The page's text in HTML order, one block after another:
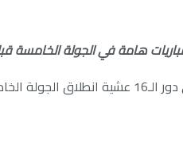
مباريات هامة في الجولة
إلى الدور التالي: